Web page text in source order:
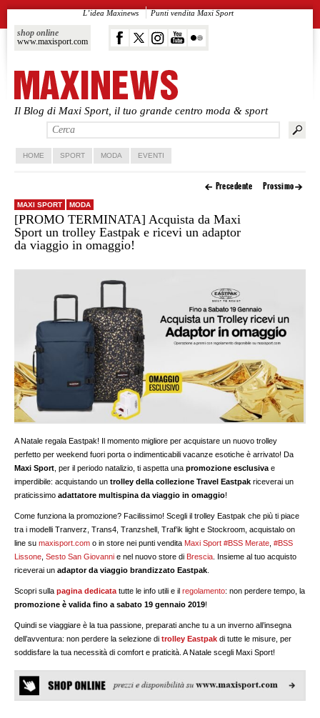
Il Blog di Maxi Sport, il tuo grande centro moda & sport
shop online
www.maxisport.com
L’idea Maxinews Punti vendita Maxi Sport
Vai al contenuto principale
Vai al contenuto secondario
HOME SPORT MODA EVENTI
Precedente Prossimo
MAXI SPORT MODA
[PROMO TERMINATA] Acquista da Maxi
Sport un trolley Eastpak e ricevi un adaptor
da viaggio in omaggio!
A Natale regala Eastpak! Il momento migliore per acquistare un nuovo trolley
perfetto per weekend fuori porta o indimenticabili vacanze esotiche è arrivato! Da
Maxi Sport , per il periodo natalizio, ti aspetta unapromozione esclusiva e
imperdibile: acquistando untrolley della collezione Travel Eastpak riceverai un
praticissimoadattatore multispina da viaggio in omaggio!
Come funziona la promozione? Facilissimo! Scegli il trolley Eastpak che più ti piace
tra i modelli Tranverz, Trans4, Tranzshell, Traf’ik light e Stockroom, acquistalo on
line sumaxisport.com o in store nei punti vendita Maxi Sport #BSS Merate ,#BSS
Lissone ,Sesto San Giovanni e nel nuovo store di Brescia . Insieme al tuo acquisto
riceverai unadaptor da viaggio brandizzato Eastpak
Scopri sullapagina dedicata tutte le info utili e ilregolamento: non perdere tempo, la
promozione è valida fino a sabato 19 gennaio 2019!
Quindi se viaggiare è la tua passione, preparati anche tu a un inverno all’insegna
dell’avventura: non perdere la selezione ditrolley Eastpak di tutte le misure, per
soddisfare la tua necessità di comfort e praticità. A Natale scegli Maxi Sport!